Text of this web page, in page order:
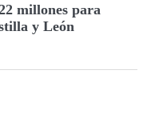
millones para
y León